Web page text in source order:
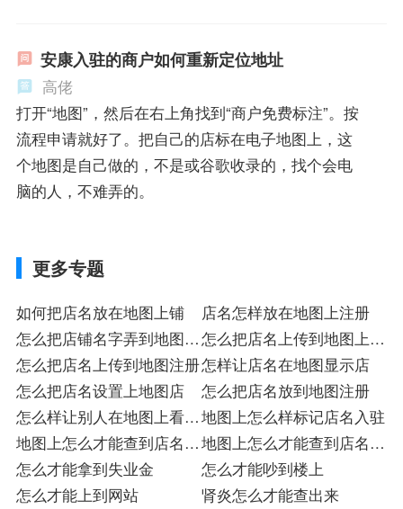
安康入驻的商户如何重新定位地址
高佬
打开“地图”，然后在右上角找到“商户免费标注”。按
流程申请就好了。把自己的店标在电子地图上，这
个地图是自己做的，不是或谷歌收录的，找个会电
脑的人，不难弄的。
更多专题
如何把店名放在地图上铺
店名怎样放在地图上注册
怎么把店铺名字弄到地图上
注册
怎么把店名上传到地图上入
驻
怎么把店名上传到地图注册怎样让店名在地图显示店
怎么把店名设置上地图店
怎么把店名放到地图注册
怎么样让别人在地图上看到
我家店名
地图上怎么样标记店名入驻
地图上怎么才能查到店名注
册入驻
地图上怎么才能查到店名注
册
怎么才能拿到失业金
怎么才能吵到楼上
怎么才能上到网站
肾炎怎么才能查出来